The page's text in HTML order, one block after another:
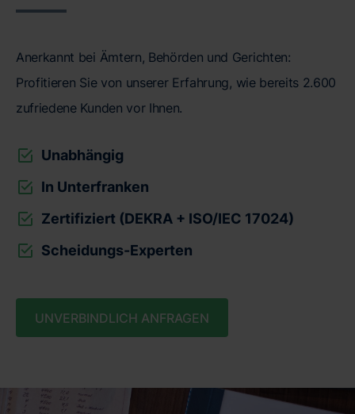
Anerkannt bei Ämtern, Behörden und Gerichten:
Profitieren Sie von unserer Erfahrung, wie bereits 2.600
zufriedene Kunden vor Ihnen.
Unabhängig
In Unterfranken
Zertifiziert (DEKRA + ISO/IEC 17024)
Scheidungs-Experten
UNVERBINDLICH ANFRAGEN